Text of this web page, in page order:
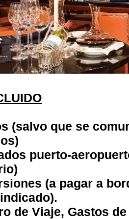
(salvo que se
puerto-
(a pagar a
de Viaje, Gastos